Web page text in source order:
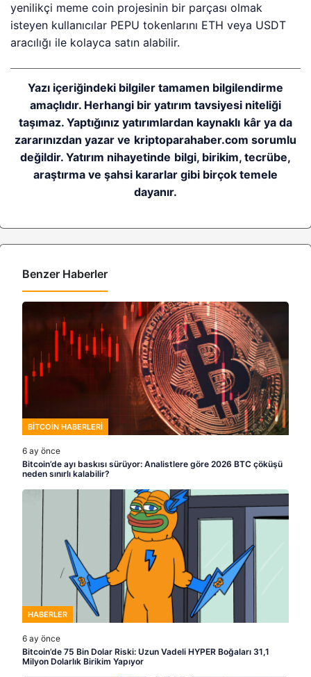
yenilikçi meme coin projesinin bir parçası olmak
isteyen kullanıcılar PEPU tokenlarını ETH veya USDT
aracılığı ile kolayca satın alabilir.
Yazı içeriğindeki bilgiler tamamen bilgilendirme
amaçlıdır. Herhangi bir yatırım tavsiyesi niteliği
taşımaz. Yaptığınız yatırımlardan kaynaklı kâr ya da
zararınızdan yazar ve kriptoparahaber.com sorumlu
değildir. Yatırım nihayetinde bilgi, birikim, tecrübe,
araştırma ve şahsi kararlar gibi birçok temele
dayanır.
Benzer Haberler
BITCOIN HABERLERI
6 ay önce
Bitcoin’de ayı baskısı sürüyor: Analistlere göre 2026 BTC çöküşü
neden sınırlı kalabilir?
HABERLER
6 ay önce
Bitcoin’de 75 Bin Dolar Riski: Uzun Vadeli HYPER Boğaları 31,1
Milyon Dolarlık Birikim Yapıyor